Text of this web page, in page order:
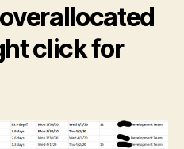
click for